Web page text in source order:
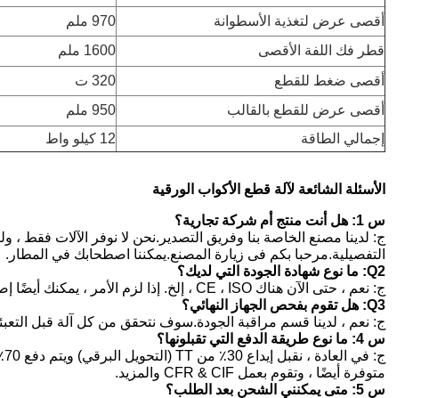
أقصى عرض لتغذية الأسطوانة
970 ملم
قطر فك اللفة الأقصى
1600 ملم
أقصى ضغط للقطع
320 ت
أقصى عرض للقطع بالقالب
950 ملم
إجمالي الطاقة
12 كيلو واط
الأسئلة الشائعة لآلة قطع الأكواب الورقية
س 1: هل أنت منتج أم شركة تجارية؟
ج: لدينا مصنع الخاصة بنا وفريق التصدير.نحن لا نوفر الآلات فقط ،
التفصيلية.مرحبا بكم فى زيارة المصنع.يمكننا اصطحابك في المطار.
Q2: ما نوع شهادة الجودة التي لديك؟
ج: نعم ، حتى الآن هناك CE ، ISO ، إلخ. إذا لزم الأمر ، يمكنك أيضًا إصدار CO ، النموذج E ، إلخ.
Q3: هل تقوم بفحص الجهاز النهائي؟
ج: نعم ، لدينا قسم مراقبة الجودة.سوف نتحقق من كل آلة قبل
س 4: ما نوع طريقة الدفع التي تقبلونها؟
متوفرة أيضًا ، وتقوم بعمل CFR & CIF والمزيد.
س 5: متى يمكنني الشحن بعد الطلب؟